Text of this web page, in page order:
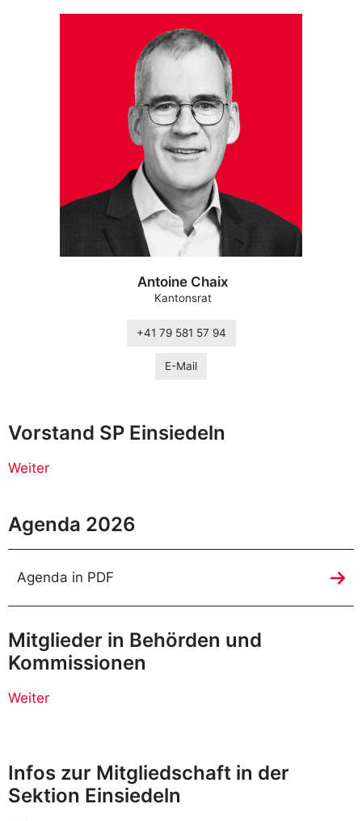
Antoine Chaix
Kantonsrat
+41 79 581 57 94
E-Mail
Vorstand SP Einsiedeln
Weiter
Agenda 2026
Agenda in PDF
Mitglieder in Behörden und
Kommissionen
Weiter
Infos zur Mitgliedschaft in der
Sektion Einsiedeln